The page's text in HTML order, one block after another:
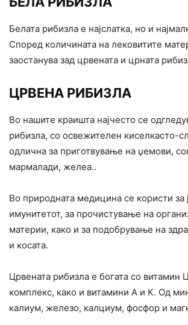
Белата рибизла е најслатка, но и
Според количината на лековитите
заостанува зад црвената и црната
ЦРВЕНА РИБИЗЛА
Во нашите краишта најчесто се
рибизла, со освежителен киселкасто-
одлична за приготвување на џемови,
мармалади, желеа..
Во природната медицина се користи за
имунитетот, за прочистување на
материи, како и за подобрување на
и косата.
Црвената рибизла е богата со витамин
комплекс, како и витамини А и К. Од
калиум, железо, калциум, фосфор и